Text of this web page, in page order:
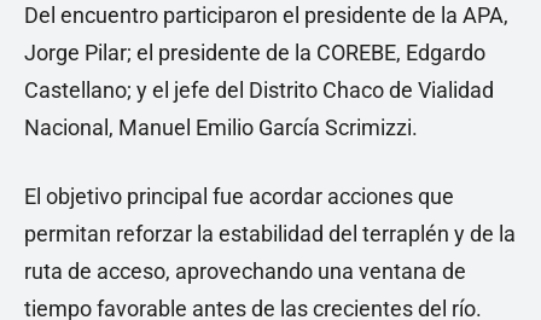
Del encuentro participaron el presidente de la APA,
Jorge Pilar; el presidente de la COREBE, Edgardo
Castellano; y el jefe del Distrito Chaco de Vialidad
Nacional, Manuel Emilio García Scrimizzi.
El objetivo principal fue acordar acciones que
permitan reforzar la estabilidad del terraplén y de la
ruta de acceso, aprovechando una ventana de
tiempo favorable antes de las crecientes del río.